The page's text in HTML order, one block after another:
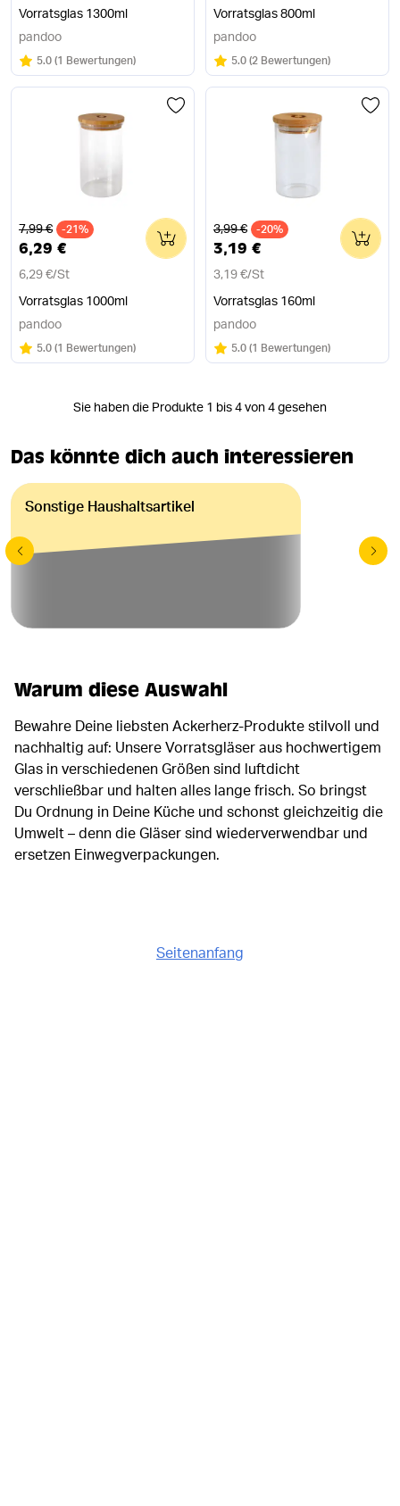
Seitenanfang
Vorratsglas 1300ml
pandoo
Bewertung:
5.0/5
(1 Bewertungen)
Vorratsglas 800ml
pandoo
Bewertung:
5.0/5
(2 Bewertungen)
Alter Preis
7,99 € -21%
6,29 €
6,29 €/St
Vorratsglas 1000ml
0
pandoo
Bewertung:
5.0/5
(1 Bewertungen)
Alter Preis
3,99 € -20%
3,19 €
3,19 €/St
Vorratsglas 160ml
0
pandoo
Bewertung:
5.0/5
(1 Bewertungen)
Sie haben die Produkte 1 bis 4 von 4 gesehen
Das könnte dich auch interessieren
Sonstige Haushaltsartikel
Warum diese Auswahl
Bewahre Deine liebsten Ackerherz-Produkte stilvoll und
nachhaltig auf: Unsere Vorratsgläser aus hochwertigem
Glas in verschiedenen Größen sind luftdicht
verschließbar und halten alles lange frisch. So bringst
Du Ordnung in Deine Küche und schonst gleichzeitig die
Umwelt – denn die Gläser sind wiederverwendbar und
ersetzen Einwegverpackungen.